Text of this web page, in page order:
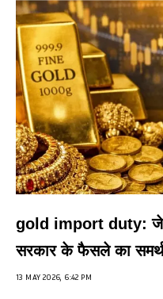
gold import duty: जेम
सरकार के फैसले का
13 MAY 2026, 6:42 PM